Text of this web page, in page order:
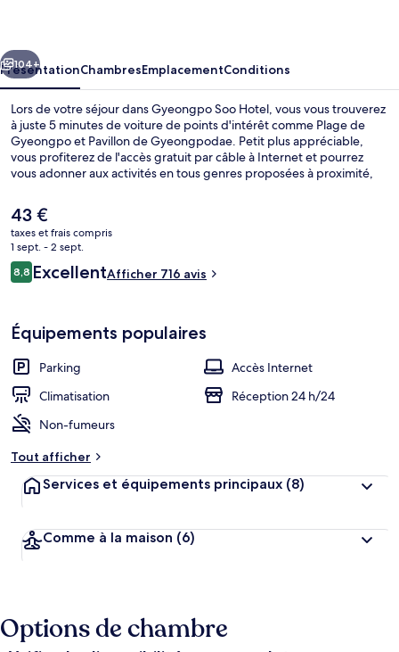
Suivant
104+
PrésentationChambresEmplacementConditions
Lors de votre séjour dans Gyeongpo Soo Hotel, vous vous trouverez
à juste 5 minutes de voiture de points d'intérêt comme Plage de
Gyeongpo et Pavillon de Gyeongpodae. Petit plus appréciable,
vous profiterez de l'accès gratuit par câble à Internet et pourrez
vous adonner aux activités en tous genres proposées à proximité,
voiture depuis cet hôtel, il ne vous faudra pas longtemps pour vous
rendre à Plage d'Anmok.
Le
prix
actuel
est
de
43 €
taxes et frais compris
1 sept. - 2 sept.
Avis
voyageurs
8,88,8 sur 10
ExcellentAfficher 716 avis
Équipements populaires
Parking
Accès Internet
Climatisation
Réception 24 h/24
Non-fumeurs
Tout afficher
Services et équipements principaux (8)
Comme à la maison (6)
Options de chambre